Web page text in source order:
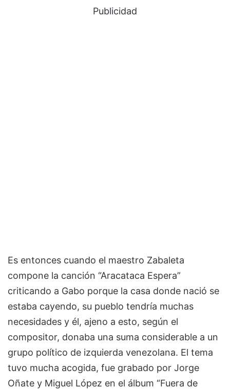
Publicidad
Es entonces cuando el maestro Zabaleta
compone la canción “Aracataca Espera”
criticando a Gabo porque la casa donde nació se
estaba cayendo, su pueblo tendría muchas
necesidades y él, ajeno a esto, según el
compositor, donaba una suma considerable a un
grupo político de izquierda venezolana. El tema
tuvo mucha acogida, fue grabado por Jorge
Oñate y Miguel López en el álbum “Fuera de